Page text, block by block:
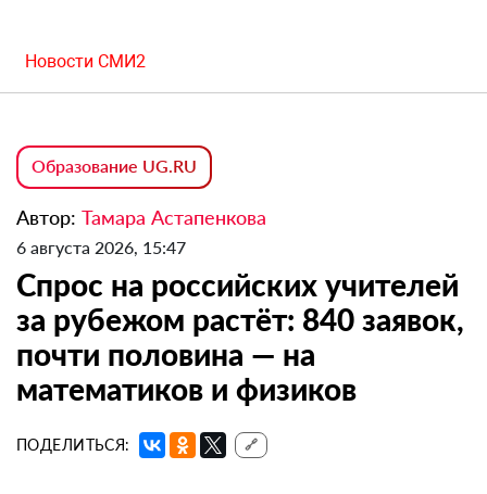
Новости СМИ2
Образование UG.RU
Автор: Тамара Астапенкова
6 августа 2026, 15:47
Спрос на российских учителей
за рубежом растёт: 840 заявок,
почти половина — на
математиков и физиков
ПОДЕЛИТЬСЯ: 🔗